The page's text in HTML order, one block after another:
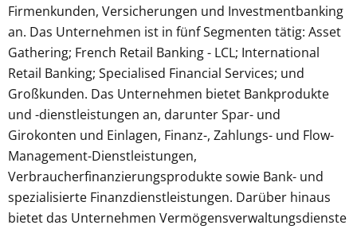
Firmenkunden, Versicherungen und Investmentbanking
an. Das Unternehmen ist in fünf Segmenten tätig: Asset
Gathering; French Retail Banking - LCL; International
Retail Banking; Specialised Financial Services; und
Großkunden. Das Unternehmen bietet Bankprodukte
und -dienstleistungen an, darunter Spar- und
Girokonten und Einlagen, Finanz-, Zahlungs- und Flow-
Management-Dienstleistungen,
Verbraucherfinanzierungsprodukte sowie Bank- und
spezialisierte Finanzdienstleistungen. Darüber hinaus
bietet das Unternehmen Vermögensverwaltungsdienste